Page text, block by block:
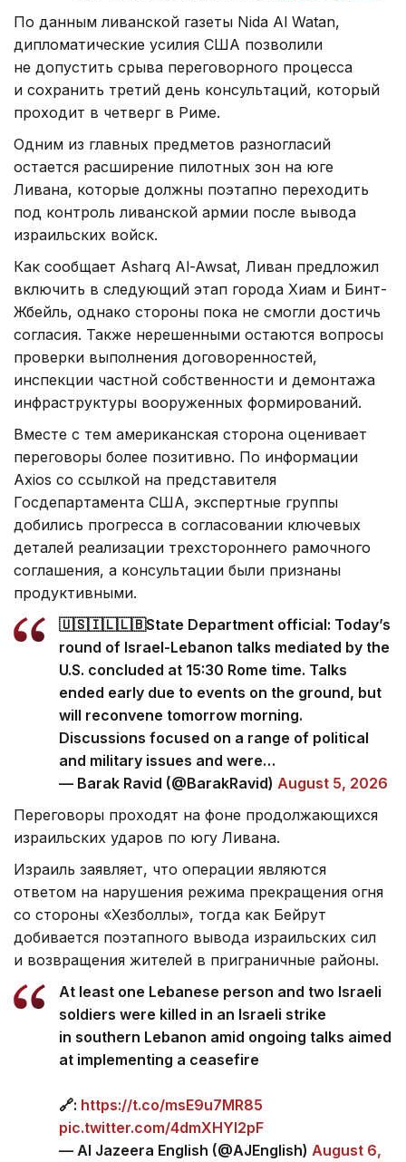
По данным ливанской газеты Nida Al Watan,
дипломатические усилия США позволили
не допустить срыва переговорного процесса
и сохранить третий день консультаций, который
проходит в четверг в Риме.
Одним из главных предметов разногласий
остается расширение пилотных зон на юге
Ливана, которые должны поэтапно переходить
под контроль ливанской армии после вывода
израильских войск.
Как сообщает Asharq Al-Awsat, Ливан предложил
включить в следующий этап города Хиам и Бинт-
Жбейль, однако стороны пока не смогли достичь
согласия. Также нерешенными остаются вопросы
проверки выполнения договоренностей,
инспекции частной собственности и демонтажа
инфраструктуры вооруженных формирований.
Вместе с тем американская сторона оценивает
переговоры более позитивно. По информации
Axios со ссылкой на представителя
Госдепартамента США, экспертные группы
добились прогресса в согласовании ключевых
деталей реализации трехстороннего рамочного
соглашения, а консультации были признаны
продуктивными.
🇺🇸🇮🇱🇱🇧State Department official: Today’s
round of Israel-Lebanon talks mediated by the
U.S. concluded at 15:30 Rome time. Talks
ended early due to events on the ground, but
will reconvene tomorrow morning.
Discussions focused on a range of political
and military issues and were…
— Barak Ravid (@BarakRavid) August 5, 2026
Переговоры проходят на фоне продолжающихся
израильских ударов по югу Ливана.
Израиль заявляет, что операции являются
ответом на нарушения режима прекращения огня
со стороны «Хезболлы», тогда как Бейрут
добивается поэтапного вывода израильских сил
и возвращения жителей в приграничные районы.
At least one Lebanese person and two Israeli
soldiers were killed in an Israeli strike
in southern Lebanon amid ongoing talks aimed
at implementing a ceasefire
🔗: https://t.co/msE9u7MR85
pic.twitter.com/4dmXHYl2pF
— Al Jazeera English (@AJEnglish) August 6,